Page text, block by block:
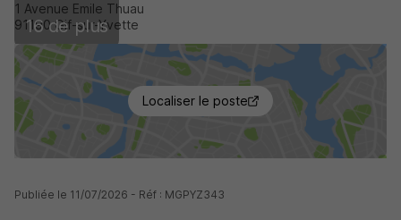
16 de plus
1 Avenue Emile Thuau
91190 Gif-sur-Yvette
Localiser le poste
Publiée le 11/07/2026 - Réf : MGPYZ343